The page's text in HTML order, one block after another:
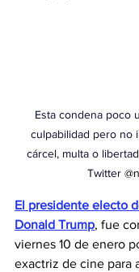
Esta condena poco
culpabilidad pero no
cárcel, multa o
Twitter
El presidente electo
Donald Trump, fue
viernes 10 de enero
exactriz de cine para